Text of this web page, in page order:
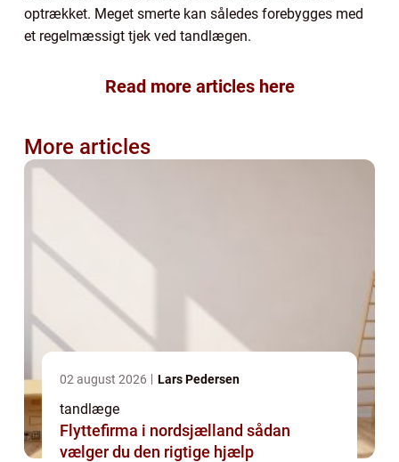
optrækket. Meget smerte kan således forebygges med
et regelmæssigt tjek ved tandlægen.
Read more articles here
More articles
02 august 2026 Lars Pedersen
tandlæge
Flyttefirma i nordsjælland sådan
vælger du den rigtige hjælp